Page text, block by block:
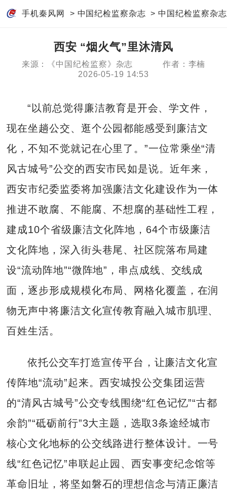
手机秦风网 > 中国纪检监察杂志 >中国纪检监察杂志
西安 “烟火气”里沐清风
来源：《中国纪检监察》杂志
作者：李楠
2026-05-19 14:53
“以前总觉得廉洁教育是开会、学文件，
现在坐趟公交、逛个公园都能感受到廉洁文
化，不知不觉就记在心里了。”一位常乘坐“清
风古城号”公交的西安市民如是说。近年来，
西安市纪委监委将加强廉洁文化建设作为一体
推进不敢腐、不能腐、不想腐的基础性工程，
建成10个省级廉洁文化阵地，64个市级廉洁
文化阵地，深入街头巷尾、社区院落布局建
设“流动阵地”“微阵地”，串点成线、交线成
面，逐步形成规模化布局、网格化覆盖，在润
物无声中将廉洁文化宣传教育融入城市肌理、
百姓生活。
依托公交车打造宣传平台，让廉洁文化宣
传阵地“流动”起来。西安城投公交集团运营
的“清风古城号”公交专线围绕“红色记忆”“古都
余韵”“砥砺前行”3大主题，选取3条途经城市
核心文化地标的公交线路进行整体设计。一号
线“红色记忆”串联起止园、西安事变纪念馆等
革命旧址，将坚如磐石的理想信念与清正廉洁